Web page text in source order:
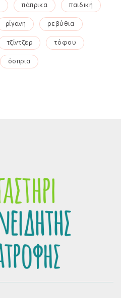
πάπρικα παιδική
ρίγανη ρεβύθια
τζίντζερ τόφου
όσπρια